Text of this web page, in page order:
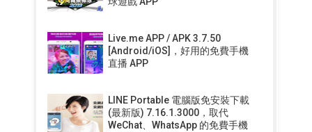
Live.me APP / APK 3.7.50
[Android/iOS]，好用的免費手機
直播 APP
LINE Portable 電腦版免安裝下載
(最新版) 7.16.1.3000，取代
WeChat、WhatsApp 的免費手機